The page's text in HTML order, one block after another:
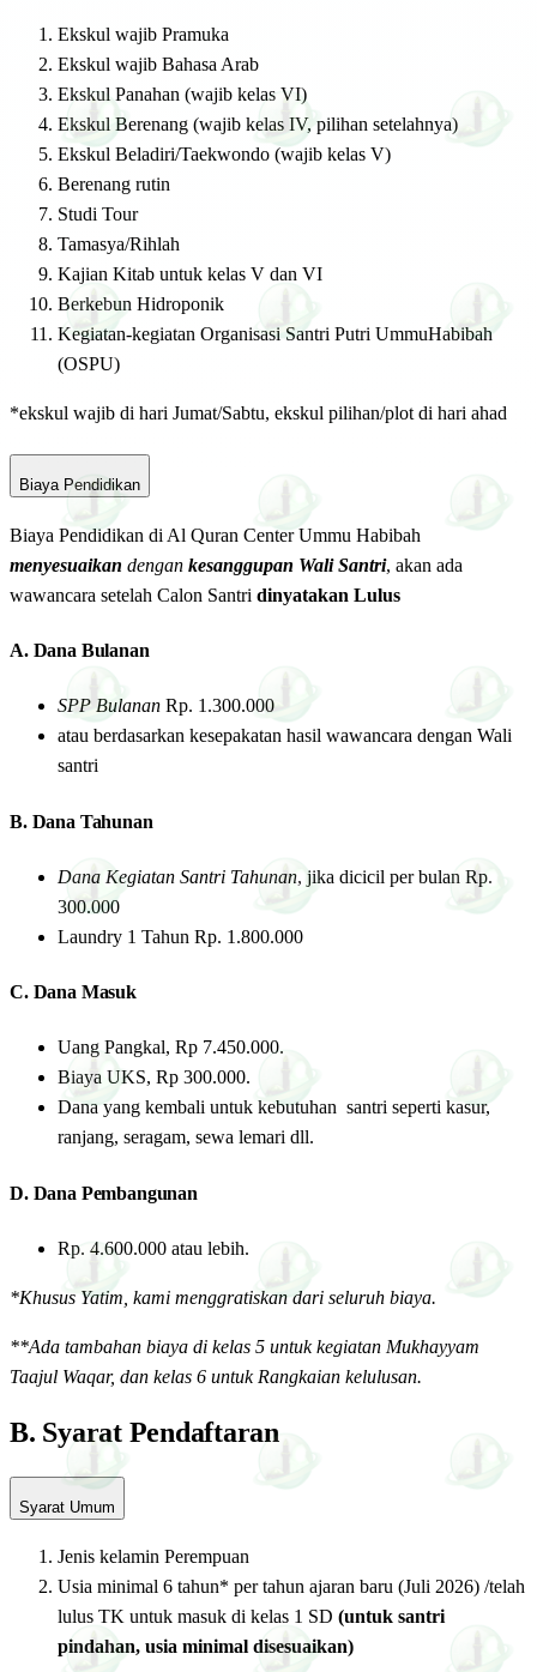
Ekskul wajib Pramuka
Ekskul wajib Bahasa Arab
Ekskul Panahan (wajib kelas VI)
Ekskul Berenang (wajib kelas IV, pilihan setelahnya)
Ekskul Beladiri/Taekwondo (wajib kelas V)
Berenang rutin
Studi Tour
Tamasya/Rihlah
Kajian Kitab untuk kelas V dan VI
Berkebun Hidroponik
Kegiatan-kegiatan Organisasi Santri Putri UmmuHabibah
(OSPU)
*ekskul wajib di hari Jumat/Sabtu, ekskul pilihan/plot di hari ahad
Biaya Pendidikan
Biaya Pendidikan di Al Quran Center Ummu Habibah
menyesuaikan dengan kesanggupan Wali Santri, akan ada
wawancara setelah Calon Santri dinyatakan Lulus
A. Dana Bulanan
SPP Bulanan Rp. 1.300.000
atau berdasarkan kesepakatan hasil wawancara dengan Wali
santri
B. Dana Tahunan
Dana Kegiatan Santri Tahunan, jika dicicil per bulan Rp.
300.000
Laundry 1 Tahun Rp. 1.800.000
C. Dana Masuk
Uang Pangkal, Rp 7.450.000.
Biaya UKS, Rp 300.000.
Dana yang kembali untuk kebutuhan santri seperti kasur,
ranjang, seragam, sewa lemari dll.
D. Dana Pembangunan
Rp. 4.600.000 atau lebih.
*Khusus Yatim, kami menggratiskan dari seluruh biaya.
**Ada tambahan biaya di kelas 5 untuk kegiatan Mukhayyam
Taajul Waqar, dan kelas 6 untuk Rangkaian kelulusan.
B. Syarat Pendaftaran
Syarat Umum
Jenis kelamin Perempuan
Usia minimal 6 tahun* per tahun ajaran baru (Juli 2026) /telah
lulus TK untuk masuk di kelas 1 SD (untuk santri
pindahan, usia minimal disesuaikan)